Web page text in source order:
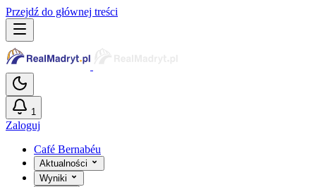
Przejdź do głównej treści
1
Zaloguj
Café Bernabéu
Aktualności
Wyniki